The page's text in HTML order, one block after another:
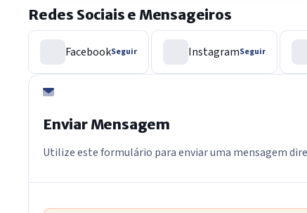
Redes Sociais e Mensageiros
FacebookSeguir InstagramSeguir
Enviar Mensagem
Utilize este formulário para enviar uma mensagem